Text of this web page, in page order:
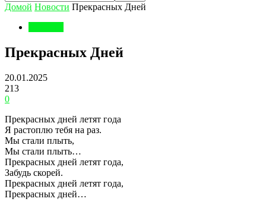
Домой Новости Прекрасных Дней
Прекрасных Дней
20.01.2025
213
0
Прекрасных дней летят года
Я растоплю тебя на раз.
Мы стали плыть,
Мы стали плыть…
Прекрасных дней летят года,
Забудь скорей.
Прекрасных дней летят года,
Прекрасных дней…